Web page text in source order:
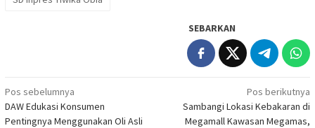
SEBARKAN
Navigasi
pos
Pos sebelumnya
DAW Edukasi Konsumen
Pentingnya Menggunakan Oli Asli
Pos berikutnya
Sambangi Lokasi Kebakaran di
Megamall Kawasan Megamas,